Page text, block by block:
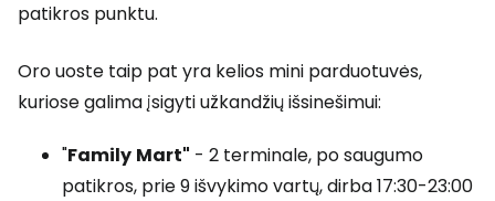
patikros punktu.
Oro uoste taip pat yra kelios mini parduotuvės,
kuriose galima įsigyti užkandžių išsinešimui:
"Family Mart" - 2 terminale, po saugumo
patikros, prie 9 išvykimo vartų, dirba 17:30-23:00